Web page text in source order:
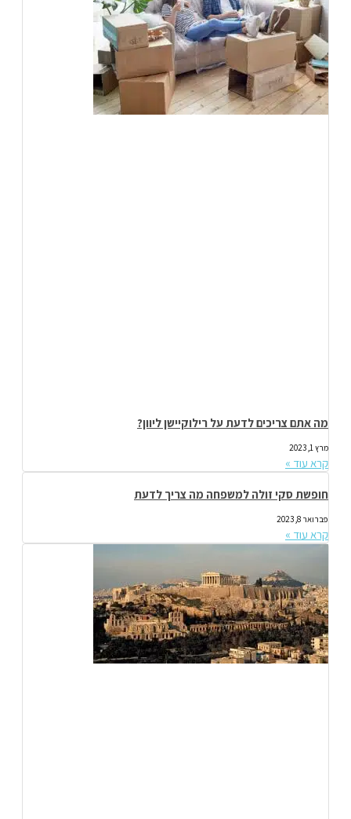
מה אתם צריכים לדעת על רילוקיישן ליוון?
מרץ 1, 2023
קרא עוד »
חופשת סקי זולה למשפחה מה צריך לדעת
פברואר 8, 2023
קרא עוד »